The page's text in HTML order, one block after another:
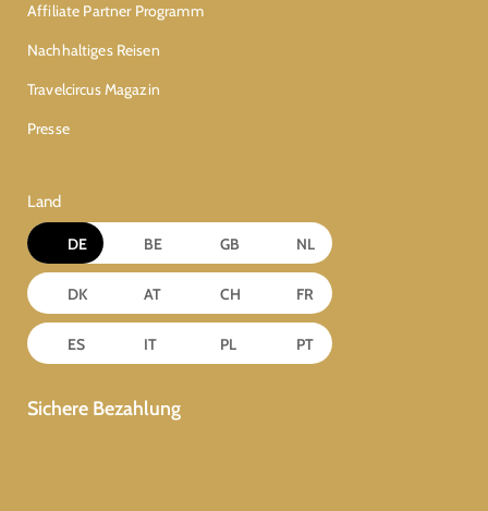
Affiliate Partner Programm
Nachhaltiges Reisen
Travelcircus Magazin
Presse
Land
DE BE GB NL
DK AT CH FR
ES IT PL PT
Sichere Bezahlung